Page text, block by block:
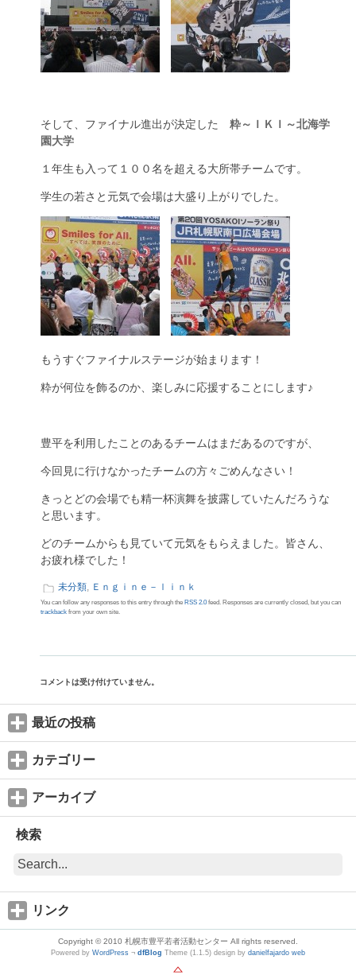
そして、ファイナル進出が決定した 粋～ＩＫＩ～北海学
園大学
１年生も入って１００名を超える大所帯チームです。
学生の若さと元気で会場は大盛り上がりでした。
もうすぐファイナルステージが始まります！
粋が何位を飾るのか、楽しみに応援することにします♪
豊平を利用したことのあるチームはまだあるのですが、
今回見に行けなかったチームの方々ごめんなさい！
きっとどの会場でも精一杯演舞を披露していたんだろうな
と思います。
どのチームからも見ていて元気をもらえました。皆さん、
お疲れ様でした！
未分類, Ｅｎｇｉｎｅ－ｌｉｎｋ
You can follow any responses to this entry through the RSS 2.0 feed. Responses are currently closed, but you can
trackback from your own site.
コメントは受け付けていません。
最近の投稿
カテゴリー
アーカイブ
検索
リンク
Copyright © 2010 札幌市豊平若者活動センター All rights reserved.
Powered by WordPress ¬ dfBlog Theme (1.1.5) design by danielfajardo web